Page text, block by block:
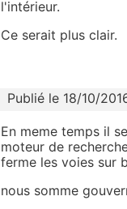
l'intérieur.
Ce serait plus clair.
Publié le 18/10/
En meme temps il
moteur de
ferme les voies sur
nous somme